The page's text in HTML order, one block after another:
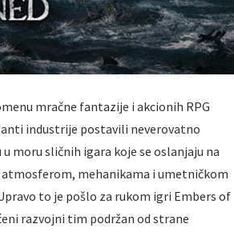
mračne fantazije i akcionih RPG
industrije postavili neverovatno
moru sličnih igara koje se oslanjaju na
mehanikama i umetničkom
to je pošlo za rukom igri Embers of
razvojni tim podržan od strane